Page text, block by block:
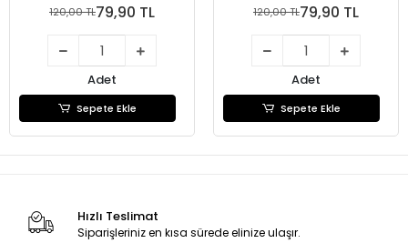
120,00 TL79,90 TL
Adet
Sepete Ekle
120,00 TL79,90 TL
Adet
Sepete Ekle
Hızlı Teslimat
Siparişleriniz en kısa sürede elinize ulaşır.